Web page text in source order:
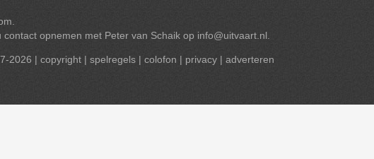
opnemen met Peter van Schaik op info@uitvaart.nl
2026 | copyright | spelregels | colofon | privacy | adverteren